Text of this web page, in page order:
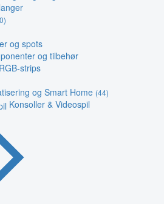
og spots
og tilbehør
strips
og Smart Home (44)
Konsoller & Videospil